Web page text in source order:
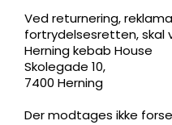
Ved returnering,
fortrydelsesretten, skal
Herning kebab House
Skolegade 10,
7400 Herning
Der modtages ikke